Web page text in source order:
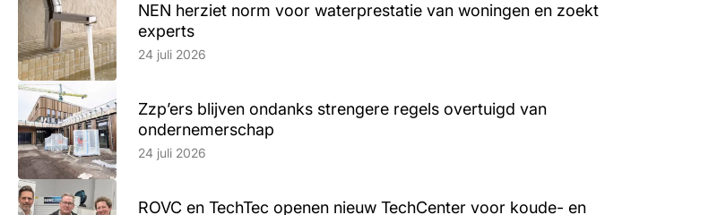
NEN herziet norm voor waterprestatie van woningen en zoekt
experts
Lees artikel
24 juli 2026
Zzp’ers blijven ondanks strengere regels overtuigd van
ondernemerschap
Lees artikel
24 juli 2026
ROVC en TechTec openen nieuw TechCenter voor koude- en